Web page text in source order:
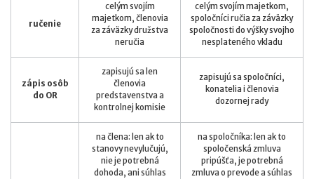
ručenie
celým svojím
majetkom, členovia
za záväzky družstva
neručia
celým svojím majetkom,
spoločníci ručia za záväzky
spoločnosti do výšky svojho
nesplateného vkladu
zápis osôb
do OR
zapisujú sa len
členovia
predstavenstva a
kontrolnej komisie
zapisujú sa spoločníci,
konatelia i členovia
dozornej rady
na člena: len ak to
stanovy nevylučujú,
nie je potrebná
dohoda, ani súhlas
na spoločníka: len ak to
spoločenská zmluva
pripúšťa, je potrebná
zmluva o prevode a súhlas